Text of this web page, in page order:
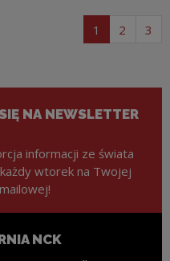
1 strona listy
2 strona
3
NA NEWSLETTER
informacji ze świata
wtorek na Twojej
NCK